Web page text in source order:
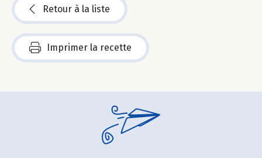
Retour à la liste
Imprimer la recette